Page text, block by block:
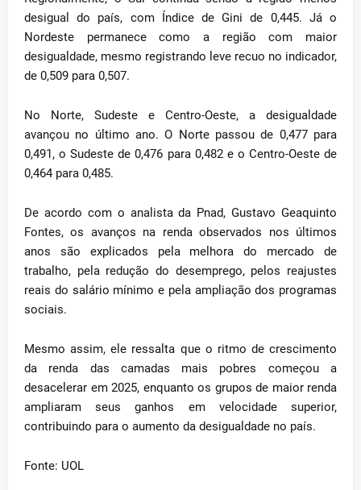
desigual do país, com Índice de Gini de 0,445. Já o
Nordeste permanece como a região com maior
desigualdade, mesmo registrando leve recuo no indicador,
de 0,509 para 0,507.
No Norte, Sudeste e Centro-Oeste, a desigualdade
avançou no último ano. O Norte passou de 0,477 para
0,491, o Sudeste de 0,476 para 0,482 e o Centro-Oeste de
0,464 para 0,485.
De acordo com o analista da Pnad, Gustavo Geaquinto
Fontes, os avanços na renda observados nos últimos
anos são explicados pela melhora do mercado de
trabalho, pela redução do desemprego, pelos reajustes
reais do salário mínimo e pela ampliação dos programas
sociais.
Mesmo assim, ele ressalta que o ritmo de crescimento
da renda das camadas mais pobres começou a
desacelerar em 2025, enquanto os grupos de maior renda
ampliaram seus ganhos em velocidade superior,
contribuindo para o aumento da desigualdade no país.
Fonte: UOL